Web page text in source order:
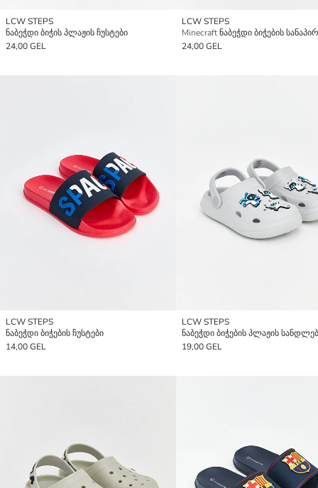
LCW STEPS
ნაბეჭდი ბიჭის პლაჟის ჩუსტები
24,00 GEL
LCW STEPS
24,00 GEL
LCW STEPS
ნაბეჭდი ბიჭების ჩუსტები
14,00 GEL
LCW STEPS
ნაბეჭდი ბიჭების პლაჟის
19,00 GEL